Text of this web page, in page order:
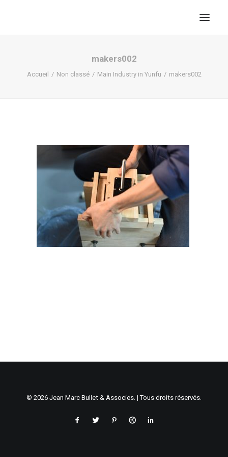
RECHERCHE
PANIER
makers002
Accueil Non classé Main Industry in Yunfu makers002
© 2026 Jean Marc Bullet & Associes. | Tous droits réservés.